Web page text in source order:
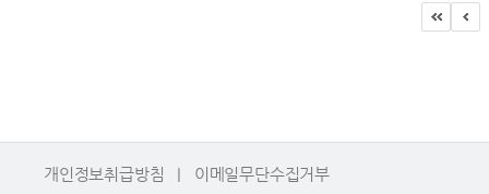
개인정보취급방침 | 이메일무단수집거부